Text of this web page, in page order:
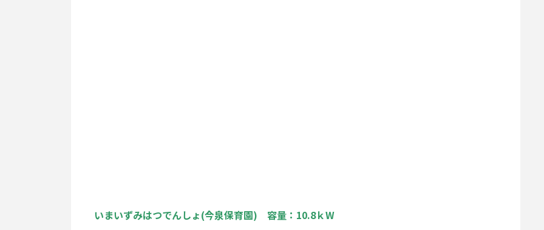
いまいずみはつでんしょ(今泉保育園) 容量：10.8ｋW